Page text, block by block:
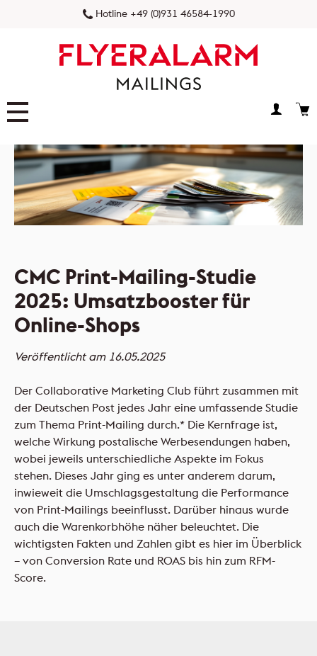
Hotline +49 (0)931 46584-1990
FLYERALARM Prospektverteilung
FLYERALARM Postaktuell
NEU
NEU
FLYERALARM Dialogpost
FLYERALARM Versandservice
CMC Print-Mailing-Studie
2025: Umsatzbooster für
Online-Shops
Veröffentlicht am 16.05.2025
Der Collaborative Marketing Club führt zusammen mit
der Deutschen Post jedes Jahr eine umfassende Studie
zum Thema Print-Mailing durch.* Die Kernfrage ist,
welche Wirkung postalische Werbesendungen haben,
wobei jeweils unterschiedliche Aspekte im Fokus
stehen. Dieses Jahr ging es unter anderem darum,
inwieweit die Umschlagsgestaltung die Performance
von Print-Mailings beeinflusst. Darüber hinaus wurde
auch die Warenkorbhöhe näher beleuchtet. Die
wichtigsten Fakten und Zahlen gibt es hier im Überblick
– von Conversion Rate und ROAS bis hin zum RFM-
Score.